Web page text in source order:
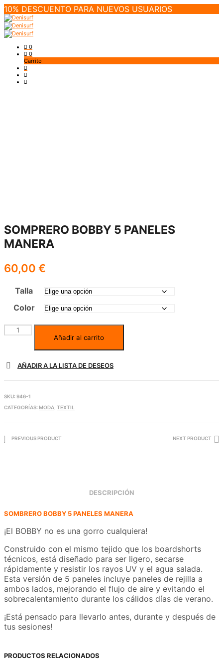
10% DESCUENTO PARA NUEVOS USUARIOS
0
0
Carrito
SOMPRERO BOBBY 5 PANELES
MANERA
60,00 €
Talla
Color
Añadir al carrito
AÑADIR A LA LISTA DE DESEOS
SKU: 946-1
CATEGORÍAS: MODA TEXTIL
PREVIOUS PRODUCT NEXT PRODUCT
DESCRIPCIÓN
SOMBRERO BOBBY 5 PANELES MANERA
¡El BOBBY no es una gorro cualquiera!
Construido con el mismo tejido que los boardshorts
técnicos, está diseñado para ser ligero, secarse
rápidamente y resistir los rayos UV y el agua salada.
Esta versión de 5 paneles incluye paneles de rejilla a
ambos lados, mejorando el flujo de aire y evitando el
sobrecalentamiento durante los cálidos días de verano.
¡Está pensado para llevarlo antes, durante y después de
tus sesiones!
PRODUCTOS RELACIONADOS